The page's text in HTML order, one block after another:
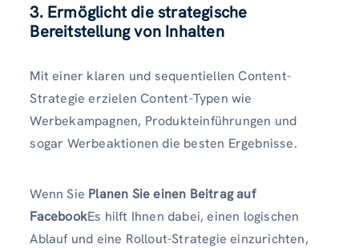
3. Ermöglicht die strategische
Bereitstellung von Inhalten
Mit einer klaren und sequentiellen Content-
Strategie erzielen Content-Typen wie
Werbekampagnen, Produkteinführungen und
sogar Werbeaktionen die besten Ergebnisse.
Wenn Sie Planen Sie einen Beitrag auf
FacebookEs hilft Ihnen dabei, einen logischen
Ablauf und eine Rollout-Strategie einzurichten,